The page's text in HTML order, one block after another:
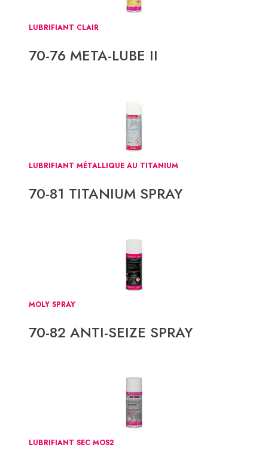
LUBRIFIANT CLAIR
70-76 META-LUBE II
LUBRIFIANT MÉTALLIQUE AU TITANIUM
70-81 TITANIUM SPRAY
MOLY SPRAY
70-82 ANTI-SEIZE SPRAY
LUBRIFIANT SEC MOS2